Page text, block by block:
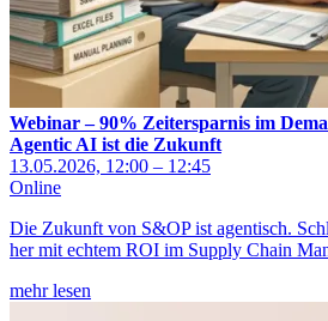
Webinar – 90% Zeitersparnis im
Agentic AI ist die Zukunft
13.05.2026, 12:00 – 12:45
Online
Die Zukunft von S&OP ist agentisch.
her mit echtem ROI im Supply Chain
mehr lesen